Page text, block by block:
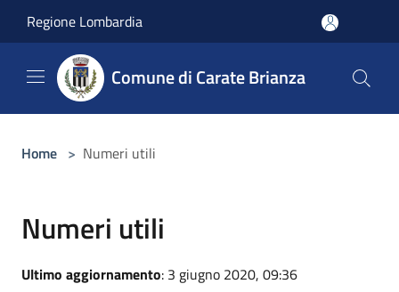
Regione Lombardia
Comune di Carate Brianza
Home > Numeri utili
Numeri utili
Ultimo aggiornamento: 3 giugno 2020, 09:36